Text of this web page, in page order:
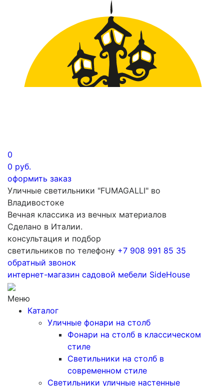
0
0 руб.
оформить заказ
Уличные светильники "FUMAGALLI" во
Владивостоке
Вечная классика из вечных материалов
Сделано в Италии.
консультация и подбор
светильников по телефону +7 908 991 85 35
обратный звонок
интернет-магазин садовой мебели SideHouse
Меню
Каталог
Уличные фонари на столб
Фонари на столб в классическом
стиле
Светильники на столб в
современном стиле
Светильники уличные настенные